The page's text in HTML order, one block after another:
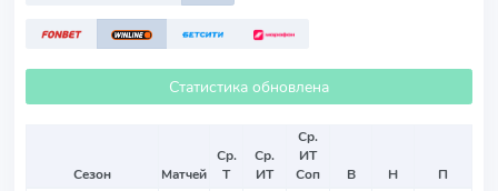
Статистика обновлена
Сезон Матчей
Ср.
Т
Ср.
ИТ
Ср.
ИТ
Соп
В Н
П